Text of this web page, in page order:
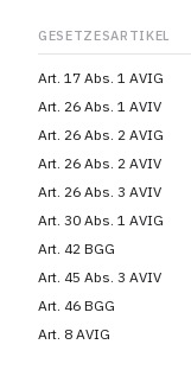
GESETZESARTIKEL
Art. 17 Abs. 1 AVIG
Art. 26 Abs. 1 AVIV
Art. 26 Abs. 2 AVIG
Art. 26 Abs. 2 AVIV
Art. 26 Abs. 3 AVIV
Art. 30 Abs. 1 AVIG
Art. 42 BGG
Art. 45 Abs. 3 AVIV
Art. 46 BGG
Art. 8 AVIG